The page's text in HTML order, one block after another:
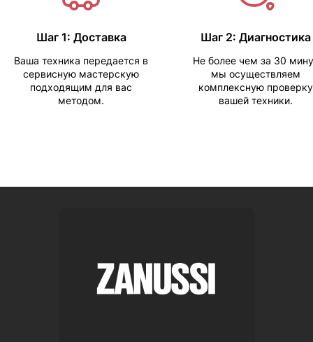
Шаг 1: Доставка
Ваша техника передается в
сервисную мастерскую
подходящим для вас
методом.
Шаг 2: Диагностика
Не более чем за 30
мы осуществляем
комплексную проверку
вашей техники.